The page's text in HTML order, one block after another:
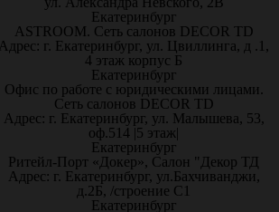
Екатеринбург
ASTROOM. Сеть салонов DECOR TD
г. Екатеринбург, ул. Цвиллинга, д .1,
4 этаж корпус Б
Екатеринбург
Офис по работе с юридическими лицами.
Сеть салонов DECOR TD
Адрес: г. Екатеринбург, ул. Малышева, 53,
оф.514 |5 этаж|
Екатеринбург
Ритейл-Порт «Докер», Салон "Декор ТД
Адрес: г. Екатеринбург, ул.Бахчиванджи,
д.2Б, /строение С1
Екатеринбург